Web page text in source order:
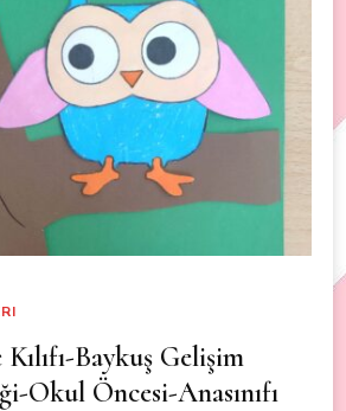
Baykuş Gelişim
Okul Öncesi-Anasınıfı